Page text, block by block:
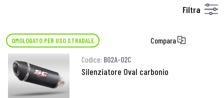
Filtra
OMOLOGATO PER USO STRADALE Compara
Codice: B02A-02C
Silenziatore Oval carbonio